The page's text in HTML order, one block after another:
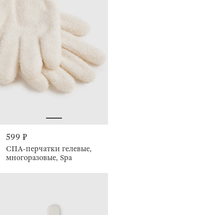
599 ₽
СПА-перчатки гелевые,
многоразовые, Spa